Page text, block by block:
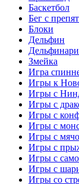
Баскетбол
Бег с
Блоки
Дельфин
Змейка
Игра
Игры к
Игры с
Игры с
Игры с
Игры с
Игры с
Игры с
Игры с
Игры с
Игры со